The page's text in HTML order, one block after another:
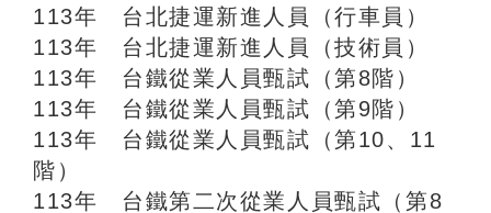
113年 台北捷運新進人員（行車員）
113年 台北捷運新進人員（技術員）
113年 台鐵從業人員甄試（第8階）
113年 台鐵從業人員甄試（第9階）
113年 台鐵從業人員甄試（第10、11
階）
113年 台鐵第二次從業人員甄試（第8